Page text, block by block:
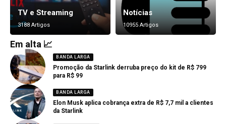
TV e Streaming
3188 Artigos
Notícias
10955 Artigos
Em alta 📈
BANDA LARGA
Promoção da Starlink derruba preço do kit de R$ 799
para R$ 99
BANDA LARGA
Elon Musk aplica cobrança extra de R$ 7,7 mil a clientes
da Starlink